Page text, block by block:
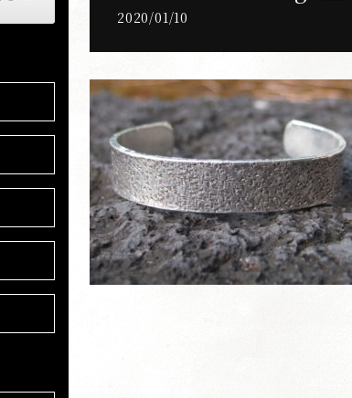
2020/01/10